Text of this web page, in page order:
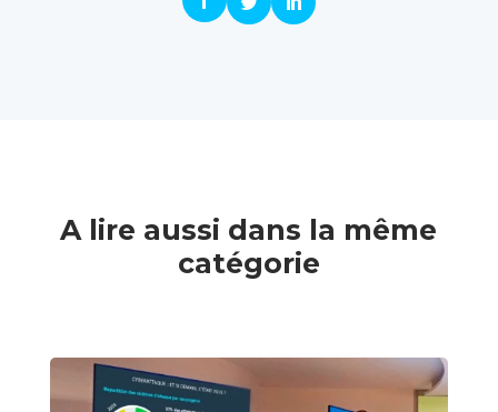
A lire aussi dans la même
catégorie